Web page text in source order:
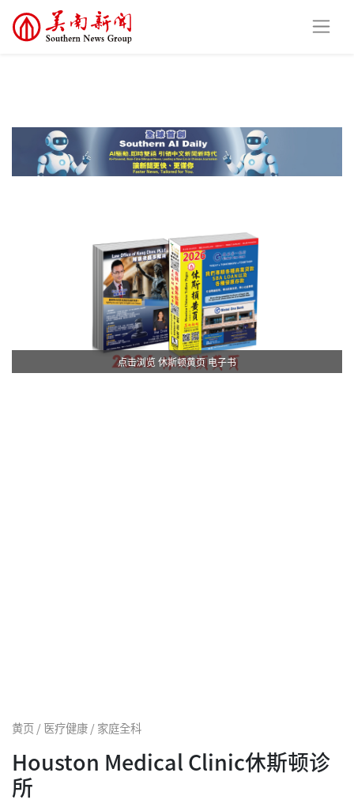
点击浏览 休斯顿黄页 电子书
黄页 / 医疗健康 / 家庭全科
Houston Medical Clinic休斯顿诊
所